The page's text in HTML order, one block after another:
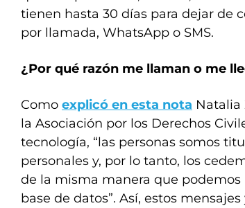
tienen hasta 30 días para dejar de
por llamada, WhatsApp o SMS.
¿Por qué razón me llaman o me
Como explicó en esta nota Natalia
la Asociación por los Derechos
tecnología, “las personas somos
personales y, por lo tanto, los
de la misma manera que
base de datos”. Así, estos